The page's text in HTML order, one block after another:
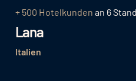
+ 500 Hotelkunden an 6
Lana
Italien